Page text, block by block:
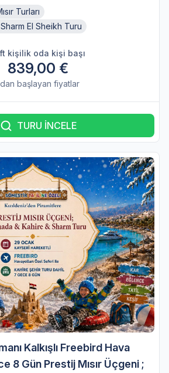
Turları
El Sheikh Turu
kişilik oda kişi başı
839,00 €
başlayan fiyatlar
TURU İNCELE
Kalkışlı Freebird Hava
8 Gün Prestij Mısır Üçgeni ;